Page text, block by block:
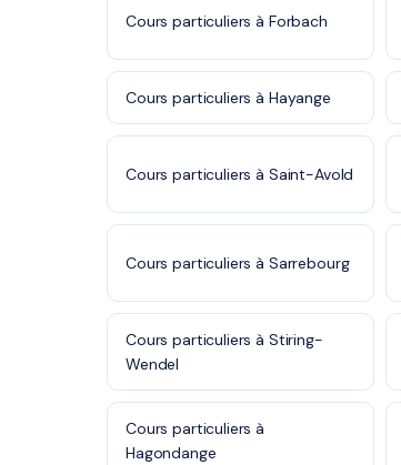
Cours particuliers à Forbach
Cours particuliers à Hayange
Cours particuliers à Saint-Avold
Cours particuliers à Sarrebourg
Cours particuliers à Stiring-
Wendel
Cours particuliers à
Hagondange